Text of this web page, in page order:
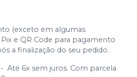
(exceto em algumas
e QR Code para pagamento
a finalização do seu pedido.
- Até 6x sem juros. Com parcela